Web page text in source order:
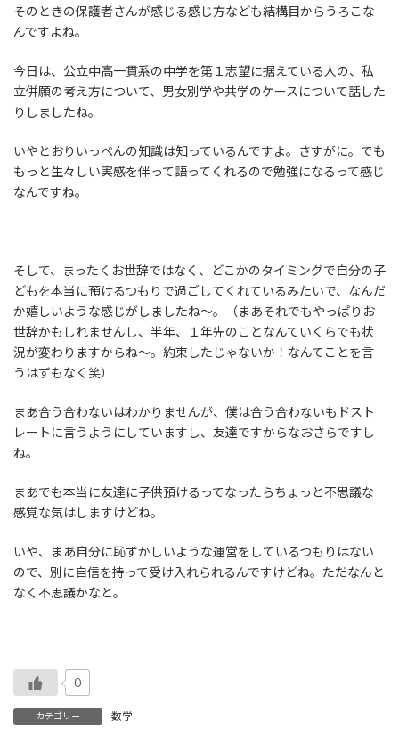
そのときの保護者さんが感じる感じ方なども結構目からうろこな
んですよね。
今日は、公立中高一貫系の中学を第１志望に据えている人の、私
立併願の考え方について、男女別学や共学のケースについて話した
りしましたね。
いやとおりいっぺんの知識は知っているんですよ。さすがに。でも
もっと生々しい実感を伴って語ってくれるので勉強になるって感じ
なんですね。
そして、まったくお世辞ではなく、どこかのタイミングで自分の子
どもを本当に預けるつもりで過ごしてくれているみたいで、なんだ
か嬉しいような感じがしましたね～。（まあそれでもやっぱりお
世辞かもしれませんし、半年、１年先のことなんていくらでも状
況が変わりますからね～。約束したじゃないか！なんてことを言
うはずもなく笑）
まあ合う合わないはわかりませんが、僕は合う合わないもドスト
レートに言うようにしていますし、友達ですからなおさらですし
ね。
まあでも本当に友達に子供預けるってなったらちょっと不思議な
感覚な気はしますけどね。
いや、まあ自分に恥ずかしいような運営をしているつもりはない
ので、別に自信を持って受け入れられるんですけどね。ただなんと
なく不思議かなと。
0
カテゴリー 数学